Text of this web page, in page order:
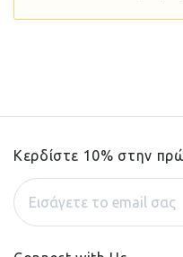
Κερδίστε 10% στην